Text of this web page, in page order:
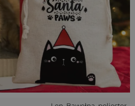
dlatego w kolekcji worków na
hurtowni znajdziesz również
przypominającego len na
Zapakuj pięknie
dla zwierząt przeznaczone
materiału
wykonane są z wysokiej
i poliestru. Połączenie włókien